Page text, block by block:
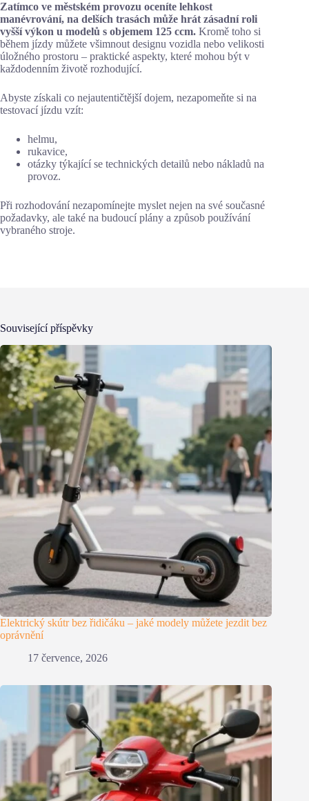
Zatímco ve městském provozu oceníte lehkost
manévrování, na delších trasách může hrát zásadní roli
vyšší výkon u modelů s objemem 125 ccm. Kromě toho si
během jízdy můžete všimnout designu vozidla nebo velikosti
úložného prostoru – praktické aspekty, které mohou být v
každodenním životě rozhodující.
Abyste získali co nejautentičtější dojem, nezapomeňte si na
testovací jízdu vzít:
helmu,
rukavice,
otázky týkající se technických detailů nebo nákladů na
provoz.
Při rozhodování nezapomínejte myslet nejen na své současné
požadavky, ale také na budoucí plány a způsob používání
vybraného stroje.
Související příspěvky
Elektrický skútr bez řidičáku – jaké modely můžete jezdit bez
oprávnění
17 července, 2026